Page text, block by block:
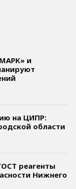
и
на ЦИПР:
области
реагенты
Нижнего